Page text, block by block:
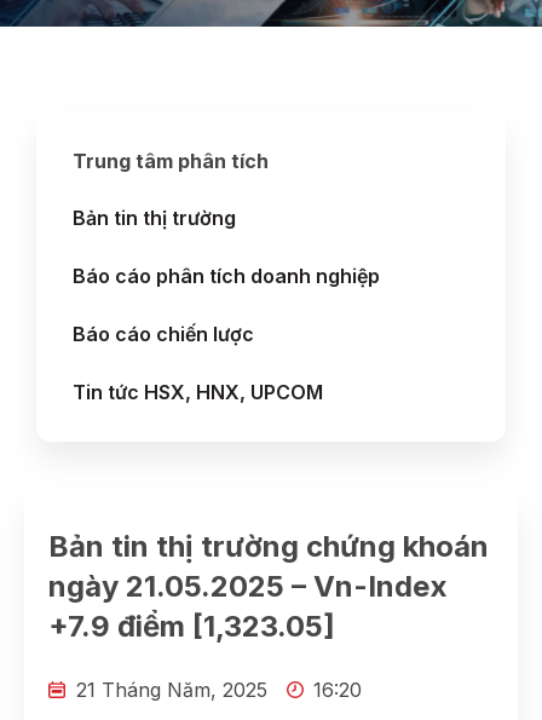
Trung tâm phân tích
Bản tin thị trường
Báo cáo phân tích doanh nghiệp
Báo cáo chiến lược
Tin tức HSX, HNX, UPCOM
Bản tin thị trường chứng khoán
ngày 21.05.2025 – Vn-Index
+7.9 điểm [1,323.05]
21 Tháng Năm, 2025 16:20